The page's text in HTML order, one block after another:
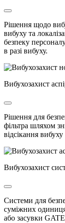
Рішення щодо
вибуху та
безпеку
в разі вибуху.
Вибухозахист
Рішення для
фільтра шляхом
відсікання
Вибухозахист
Системи для
суміжних
або засувки